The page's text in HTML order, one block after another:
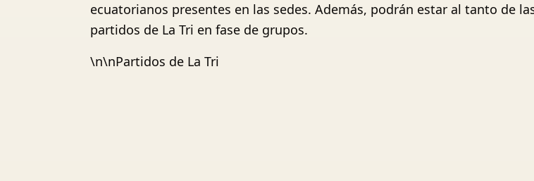
ecuatorianos presentes en las sedes. Además, podrán estar al tanto de
partidos de La Tri en fase de grupos.
\n\nPartidos de La Tri